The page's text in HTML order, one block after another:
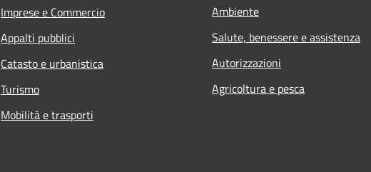
Imprese e Commercio
Appalti pubblici
Catasto e urbanistica
Turismo
Mobilità e trasporti
Ambiente
Salute, benessere e assistenza
Autorizzazioni
Agricoltura e pesca